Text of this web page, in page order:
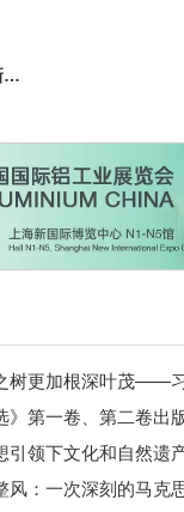
》第一卷、第二卷出